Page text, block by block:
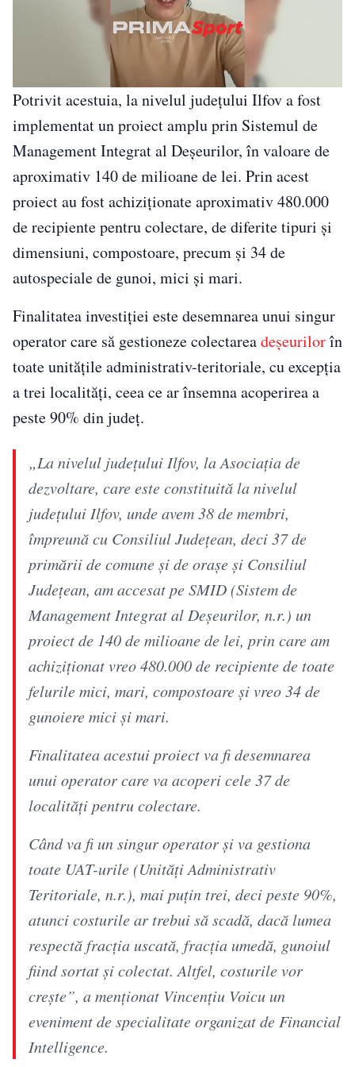
Potrivit acestuia, la nivelul județului Ilfov a fost
implementat un proiect amplu prin Sistemul de
Management Integrat al Deșeurilor, în valoare de
aproximativ 140 de milioane de lei. Prin acest
proiect au fost achiziționate aproximativ 480.000
de recipiente pentru colectare, de diferite tipuri și
dimensiuni, compostoare, precum și 34 de
autospeciale de gunoi, mici și mari.
Finalitatea investiției este desemnarea unui singur
operator care să gestioneze colectareadeșeurilorîn
toate unitățile administrativ-teritoriale, cu excepția
a trei localități, ceea ce ar însemna acoperirea a
peste 90% din județ.
„La nivelul judeţului Ilfov, la Asociaţia de
dezvoltare, care este constituită la nivelul
judeţului Ilfov, unde avem 38 de membri,
împreună cu Consiliul Judeţean, deci 37 de
primării de comune şi de oraşe şi Consiliul
Judeţean, am accesat pe SMID (Sistem de
Management Integrat al Deşeurilor, n.r.) un
proiect de 140 de milioane de lei, prin care am
achiziţionat vreo 480.000 de recipiente de toate
felurile mici, mari, compostoare şi vreo 34 de
gunoiere mici şi mari.
Finalitatea acestui proiect va fi desemnarea
unui operator care va acoperi cele 37 de
localităţi pentru colectare.
Când va fi un singur operator şi va gestiona
toate UAT-urile (Unităţi Administrativ
Teritoriale, n.r.), mai puţin trei, deci peste 90%,
atunci costurile ar trebui să scadă, dacă lumea
respectă fracţia uscată, fracţia umedă, gunoiul
fiind sortat şi colectat. Altfel, costurile vor
creşte”, a menţionat Vincenţiu Voicu un
eveniment de specialitate organizat de Financial
Intelligence.